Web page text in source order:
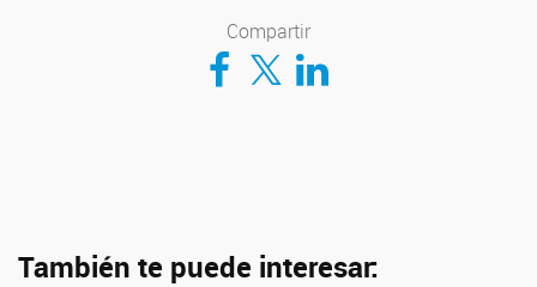
Compartir
Compartir en Facebook
Compartir en TwitterCompartir en LinkedIn
También te puede interesar: